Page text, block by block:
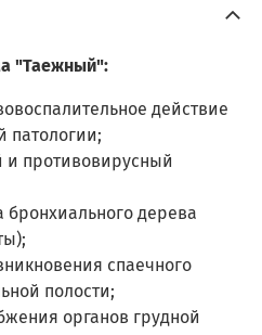
"Таежный":
действие
патологии;
и противовирусный
дерева
спаечного
полости;
органов грудной